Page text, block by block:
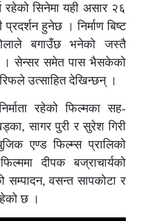
रहेको सिनेमा यही असार २६
हुनेछ । निर्माण बिष्ट
बगाउँछ भनेको जस्तै
। सेन्सर समेत पास भैसकेको
उत्साहित देखिन्छन् ।
रहेको फिल्मका सह-
सागर पुरी र सुरेश गिरी
एण्ड फिल्म्स प्रालिको
दीपक बज्राचार्यको
सम्पादन, वसन्त सापकोटा र
छ ।